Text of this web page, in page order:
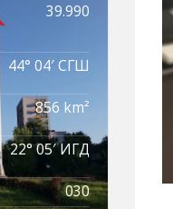
39.990
44° 04′ СГШ
856 km²
22° 05′ ИГД
030